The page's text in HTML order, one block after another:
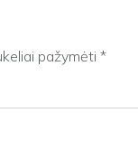
pažymėti *